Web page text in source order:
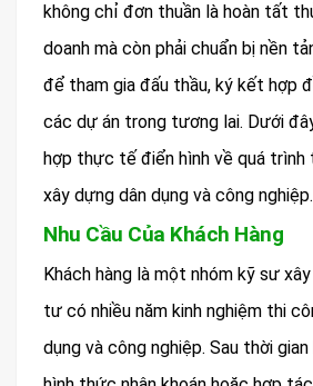
không chỉ đơn thuần là hoàn tất
doanh mà còn phải chuẩn bị nền
để tham gia đấu thầu, ký kết hợp
các dự án trong tương lai. Dưới
hợp thực tế điển hình về quá trình
xây dựng dân dụng và công nghiệp.
Nhu Cầu Của Khách Hàng
Khách hàng là một nhóm kỹ sư
tư có nhiều năm kinh nghiệm thi
dụng và công nghiệp. Sau thời